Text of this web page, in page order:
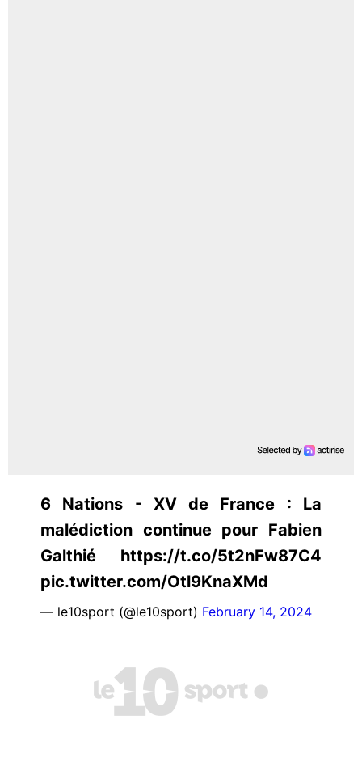
6 Nations - XV de France : La
malédiction continue pour Fabien
Galthié https://t.co/5t2nFw87C4
pic.twitter.com/Otl9KnaXMd
— le10sport (@le10sport) February 14, 2024